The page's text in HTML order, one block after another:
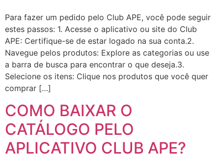
Para fazer um pedido pelo Club APE, você pode seguir
estes passos: 1. Acesse o aplicativo ou site do Club
APE: Certifique-se de estar logado na sua conta.2.
Navegue pelos produtos: Explore as categorias ou use
a barra de busca para encontrar o que deseja.3.
Selecione os itens: Clique nos produtos que você quer
comprar […]
COMO BAIXAR O
CATÁLOGO PELO
APLICATIVO CLUB APE?